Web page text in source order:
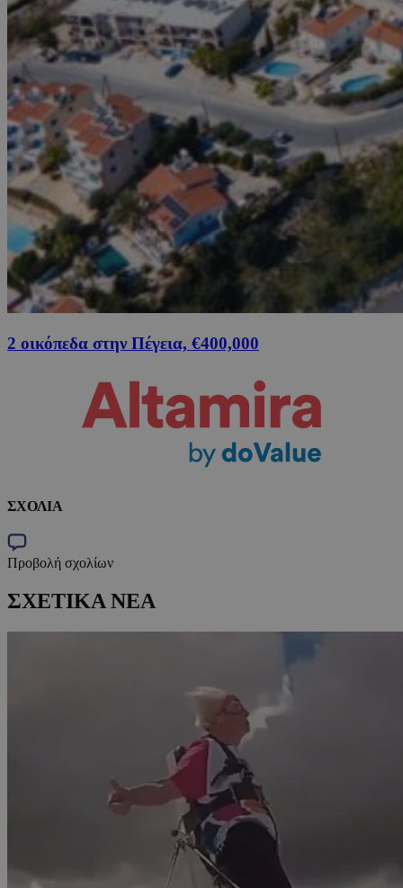
2 οικόπεδα στην Πέγεια, €400,000
ΣΧΟΛΙΑ
Προβολή σχολίων
ΣΧΕΤΙΚΑ ΝΕΑ